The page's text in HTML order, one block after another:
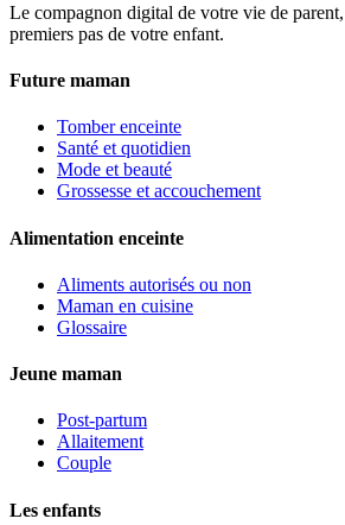
Le compagnon digital de votre vie de
premiers pas de votre enfant.
Future maman
Tomber enceinte
Santé et quotidien
Mode et beauté
Grossesse et accouchement
Alimentation enceinte
Aliments autorisés ou non
Maman en cuisine
Glossaire
Jeune maman
Post-partum
Allaitement
Couple
Les enfants